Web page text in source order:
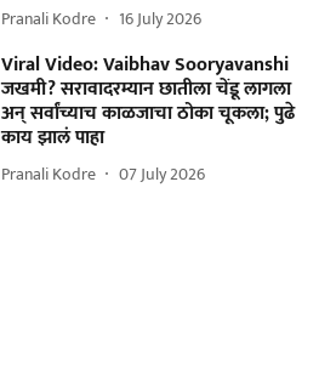
Pranali Kodre 16 July 2026
Viral Video: Vaibhav Sooryavanshi
जखमी? सरावादरम्यान छातीला चेंडू लागला
अन् सर्वांच्याच काळजाचा ठोका चूकला; पुढे
काय झालं पाहा
Pranali Kodre 07 July 2026